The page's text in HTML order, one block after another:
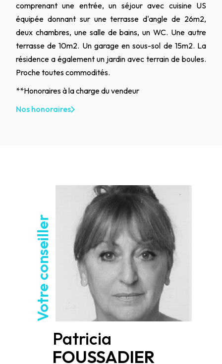
comprenant une entrée, un séjour avec cuisine US
équipée donnant sur une terrasse d'angle de 26m2,
deux chambres, une salle de bains, un WC. Une autre
terrasse de 10m2. Un garage en sous-sol de 15m2. La
résidence a également un jardin avec terrain de boules.
Proche toutes commodités.
**Honoraires à la charge du vendeur
Nos honoraires
Votre conseiller
Patricia
FOUSSADIER